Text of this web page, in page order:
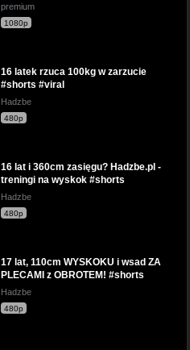
premium
1080p
16 latek rzuca 100kg w zarzucie
#shorts #viral
Hadzbe
480p
16 lat i 360cm zasięgu? Hadzbe.pl -
treningi na wyskok #shorts
Hadzbe
480p
17 lat, 110cm WYSKOKU i wsad ZA
PLECAMI z OBROTEM! #shorts
Hadzbe
480p